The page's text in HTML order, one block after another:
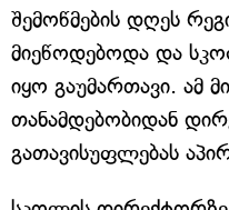
შემოწმების დღეს
მიეწოდებოდა და
იყო გაუმართავი. ამ
თანამდებობიდან
გათავისუფლებას